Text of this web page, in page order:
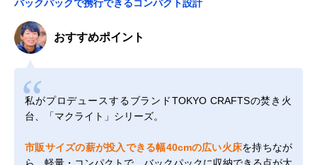
バックパックで携行できるコンパクト設計
おすすめポイント
私がプロデュースするブランドTOKYO CRAFTSの焚き火
台、「マクライト」シリーズ。
市販サイズの薪が投入できる幅40cmの広い火床を持ちなが
ら、軽量・コンパクトで、バックパックに収納できる点が大